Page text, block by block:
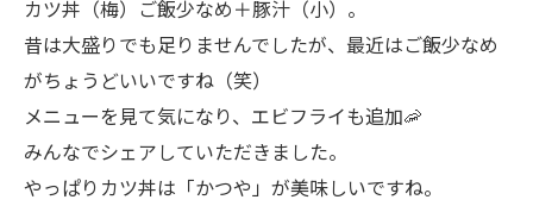
カツ丼（梅）ご飯少なめ＋豚汁（小）。
昔は大盛りでも足りませんでしたが、最近はご飯少なめ
がちょうどいいですね（笑）
メニューを見て気になり、エビフライも追加🦐
みんなでシェアしていただきました。
やっぱりカツ丼は「かつや」が美味しいですね。